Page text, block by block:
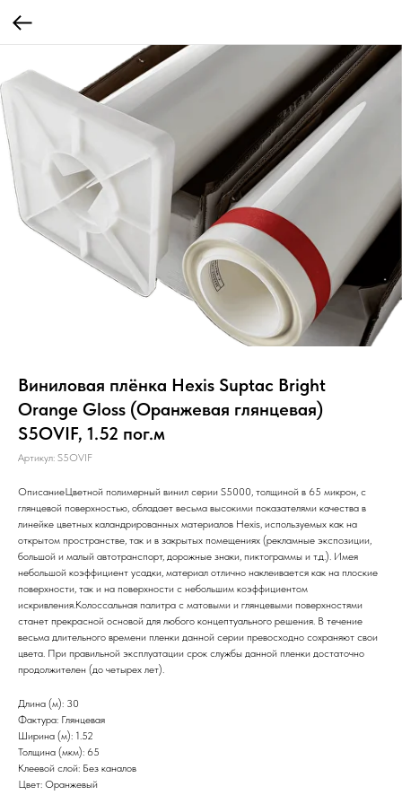
Виниловая плёнка Hexis Suptac Bright
Orange Gloss (Оранжевая глянцевая)
S5OVIF, 1.52 пог.м
Артикул: S5OVIF
ОписаниеЦветной полимерный винил серии S5000, толщиной в 65 микрон, с
глянцевой поверхностью, обладает весьма высокими показателями качества в
линейке цветных каландрированных материалов Hexis, используемых как на
открытом пространстве, так и в закрытых помещениях (рекламные экспозиции,
большой и малый автотранспорт, дорожные знаки, пиктограммы и т.д.). Имея
небольшой коэффициент усадки, материал отлично наклеивается как на плоские
поверхности, так и на поверхности с небольшим коэффициентом
искривления.Колоссальная палитра с матовыми и глянцевыми поверхностями
станет прекрасной основой для любого концептуального решения. В течение
весьма длительного времени пленки данной серии превосходно сохраняют свои
цвета. При правильной эксплуатации срок службы данной пленки достаточно
продолжителен (до четырех лет).
Длина (м): 30
Фактура: Глянцевая
Ширина (м): 1.52
Толщина (мкм): 65
Клеевой слой: Без каналов
Цвет: Оранжевый